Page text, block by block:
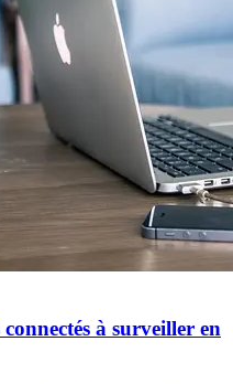
à surveiller en